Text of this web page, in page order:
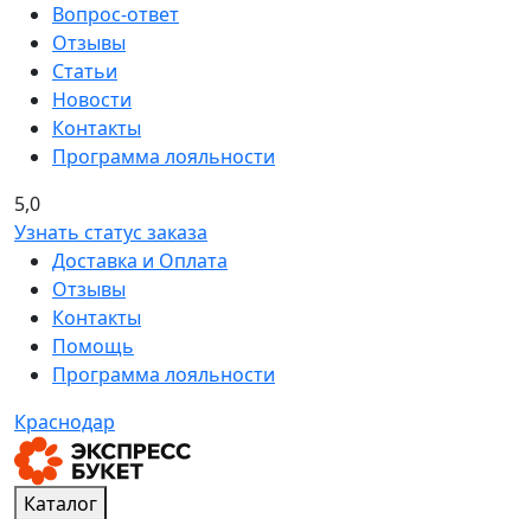
Вопрос-ответ
Отзывы
Статьи
Новости
Контакты
Программа лояльности
5,0
Узнать статус заказа
Доставка и Оплата
Отзывы
Контакты
Помощь
Программа лояльности
Краснодар
Каталог